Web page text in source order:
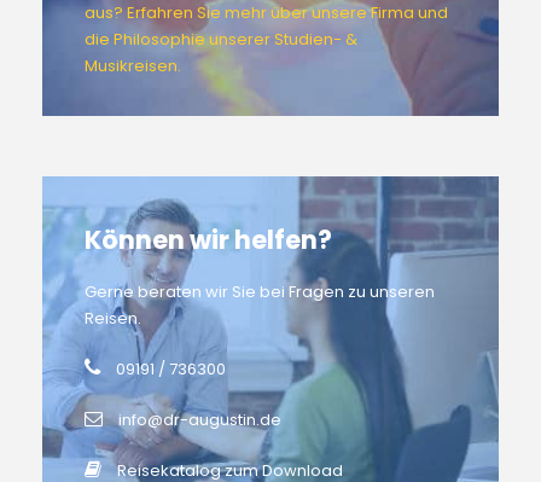
aus? Erfahren Sie mehr über unsere Firma und
die Philosophie unserer Studien- &
Musikreisen.
Können wir helfen?
Gerne beraten wir Sie bei Fragen zu unseren
Reisen.
09191 / 736300
info@dr-augustin.de
Reisekatalog zum Download